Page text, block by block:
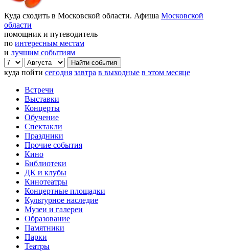
Куда сходить в Московской области. Афиша Московской
области
помощник и путеводитель
по интересным местам
и лучшим событиям
куда пойти сегодня завтра в выходные в этом месяце
Встречи
Выставки
Концерты
Обучение
Спектакли
Праздники
Прочие события
Кино
Библиотеки
ДК и клубы
Кинотеатры
Концертные площадки
Культурное наследие
Музеи и галереи
Образование
Памятники
Парки
Театры